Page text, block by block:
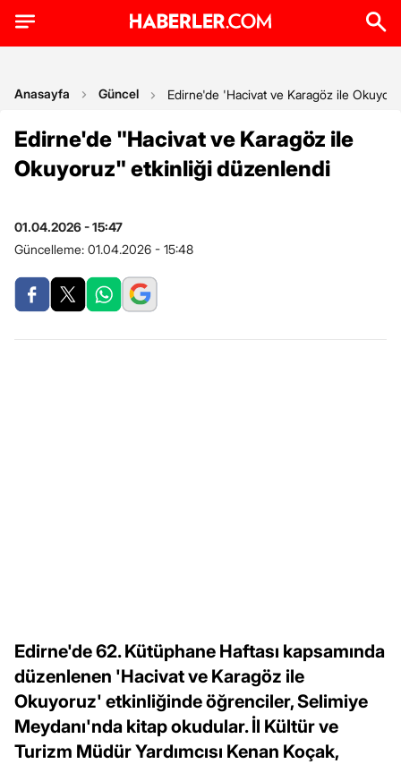
Anasayfa Güncel Edirne'de 'Hacivat ve Karagöz ile
Edirne'de "Hacivat ve Karagöz ile
Okuyoruz" etkinliği düzenlendi
01.04.2026 - 15:47
Güncelleme: 01.04.2026 - 15:48
Edirne'de 62. Kütüphane Haftası kapsamında
düzenlenen 'Hacivat ve Karagöz ile
Okuyoruz' etkinliğinde öğrenciler, Selimiye
Meydanı'nda kitap okudular. İl Kültür ve
Turizm Müdür Yardımcısı Kenan Koçak,